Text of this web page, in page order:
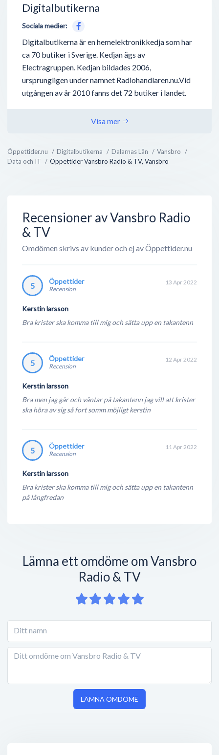
Öppettider.nu Digitalbutikerna Dalarnas Län
Vansbro
Data och IT
Öppettider Vansbro Radio & TV, Vansbro
Digitalbutikerna
Sociala medier:
Digitalbutikerna är en hemelektronikkedja som har
ca 70 butiker i Sverige. Kedjan ägs av
Electragruppen. Kedjan bildades 2006,
ursprungligen under namnet Radiohandlaren.nu.Vid
utgången av år 2010 fanns det 72 butiker i landet.
Visa mer
Recensioner av Vansbro Radio
& TV
Omdömen skrivs av kunder och ej av Öppettider.nu
5 Öppettider
Recension
Kerstin larsson
13 Apr 2022
Bra krister ska komma till mig och sätta upp en takantenn
5 Öppettider
Recension
Kerstin larsson
12 Apr 2022
Bra men jag går och väntar på takantenn jag vill att krister
ska höra av sig så fort somm möjligt kerstin
5 Öppettider
Recension
Kerstin larsson
11 Apr 2022
Bra krister ska komma till mig och sätta upp en takantenn
på långfredan
Lämna ett omdöme om Vansbro
Radio & TV
LÄMNA OMDÖME